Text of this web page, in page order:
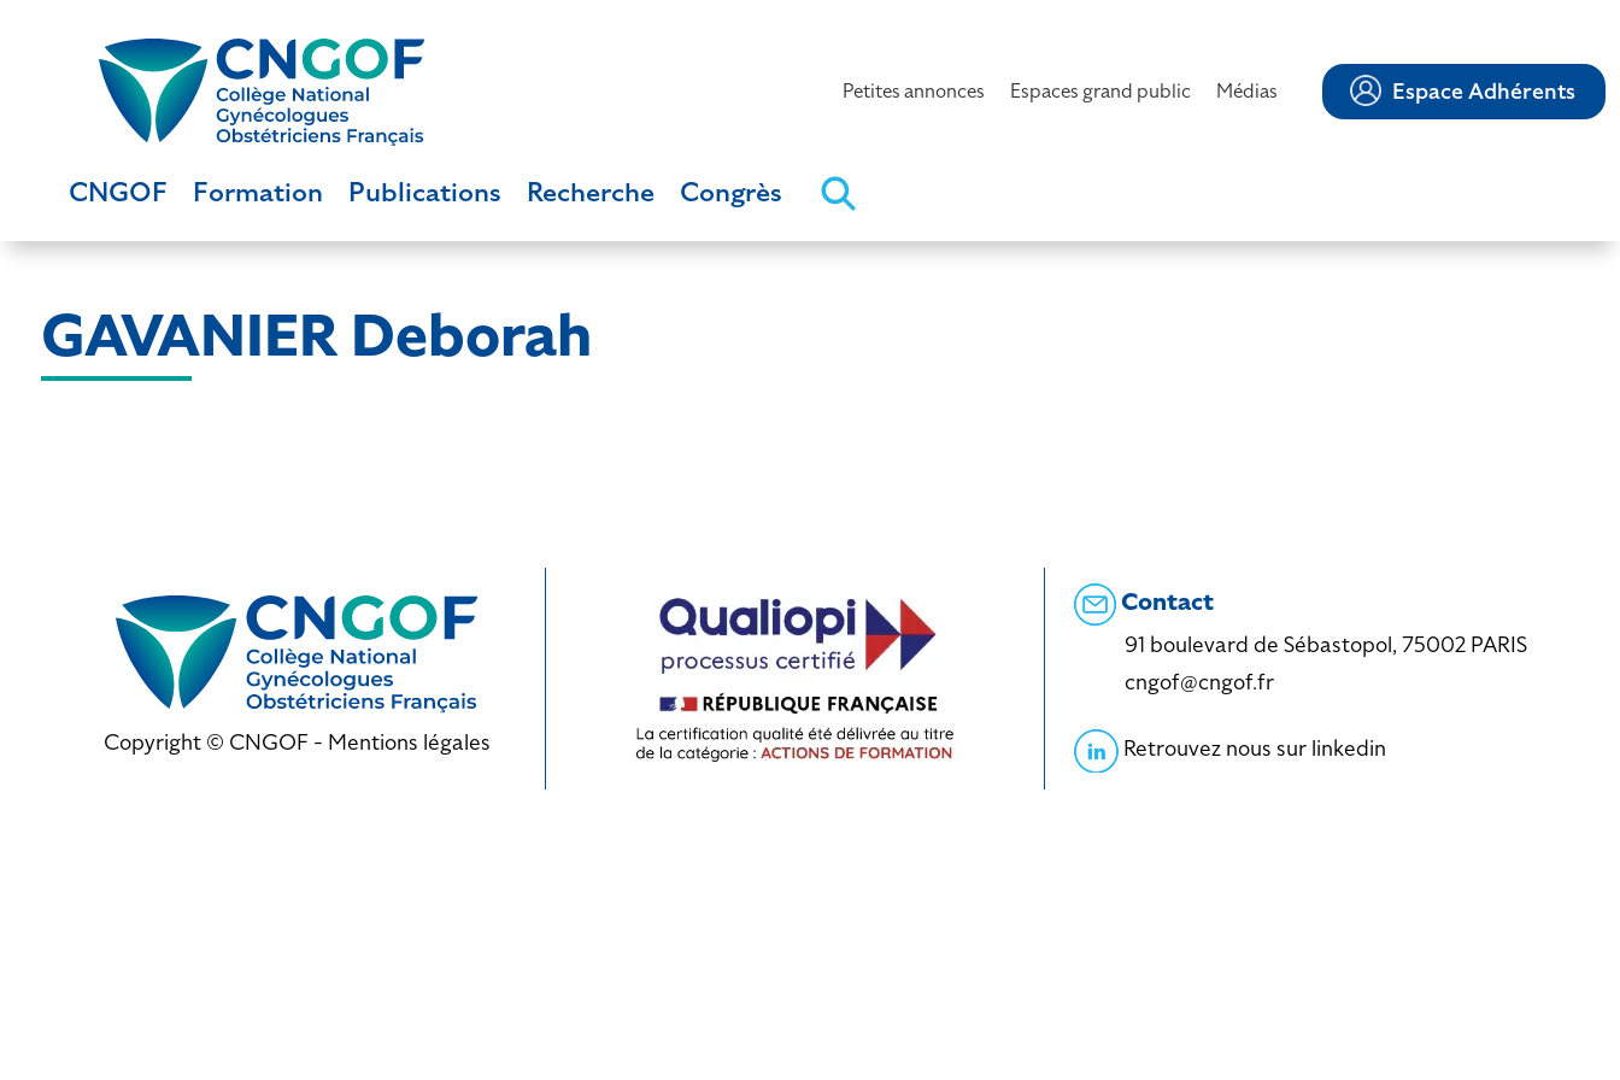
Petites annonces Espaces grand public Médias Espace Adhérents
CNGOF Formation Publications Recherche Congrès
GAVANIER Deborah
Copyright © CNGOF - Mentions légales
Contact
91 boulevard de Sébastopol, 75002 PARIS
cngof@cngof.fr
Retrouvez nous sur linkedin